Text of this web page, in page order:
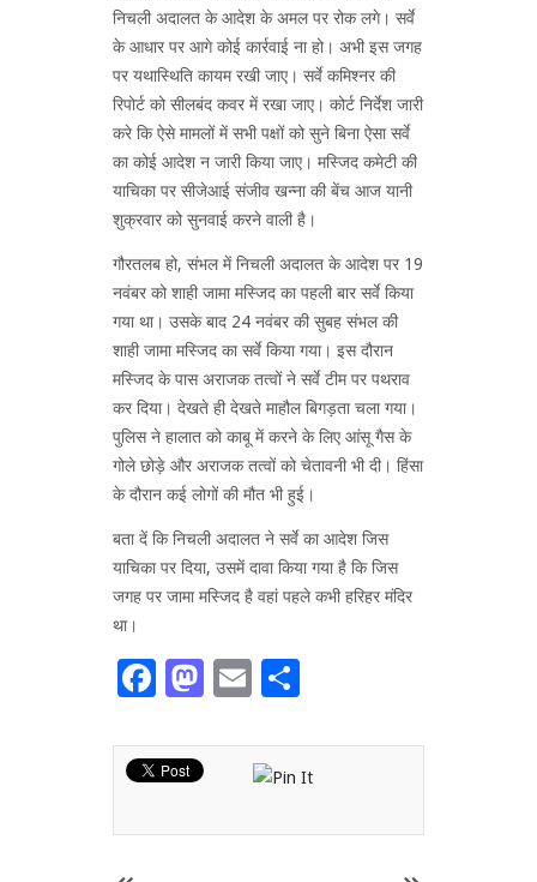
निचली अदालत के आदेश के अमल पर रोक लगे। सर्वे
के आधार पर आगे कोई कार्रवाई ना हो। अभी इस जगह
पर यथास्थिति कायम रखी जाए। सर्वे कमिश्नर की
रिपोर्ट को सीलबंद कवर में रखा जाए। कोर्ट निर्देश जारी
करे कि ऐसे मामलों में सभी पक्षों को सुने बिना ऐसा सर्वे
का कोई आदेश न जारी किया जाए। मस्जिद कमेटी की
याचिका पर सीजेआई संजीव खन्ना की बेंच आज यानी
शुक्रवार को सुनवाई करने वाली है।
गौरतलब हो, संभल में निचली अदालत के आदेश पर 19
नवंबर को शाही जामा मस्जिद का पहली बार सर्वे किया
गया था। उसके बाद 24 नवंबर की सुबह संभल की
शाही जामा मस्जिद का सर्वे किया गया। इस दौरान
मस्जिद के पास अराजक तत्वों ने सर्वे टीम पर पथराव
कर दिया। देखते ही देखते माहौल बिगड़ता चला गया।
पुलिस ने हालात को काबू में करने के लिए आंसू गैस के
गोले छोड़े और अराजक तत्वों को चेतावनी भी दी। हिंसा
के दौरान कई लोगों की मौत भी हुई।
बता दें कि निचली अदालत ने सर्वे का आदेश जिस
याचिका पर दिया, उसमें दावा किया गया है कि जिस
जगह पर जामा मस्जिद है वहां पहले कभी हरिहर मंदिर
था।
Facebook
Mastodon
Email